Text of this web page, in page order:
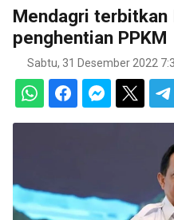
Mendagri terbitkan
penghentian PPKM
Sabtu, 31 Desember 2022